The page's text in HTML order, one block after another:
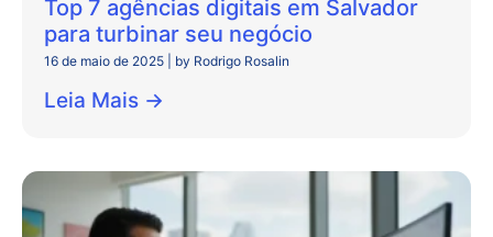
Top 7 agências digitais em Salvador
para turbinar seu negócio
16 de maio de 2025 by Rodrigo Rosalin
Leia Mais →